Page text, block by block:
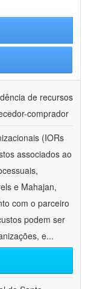
de recursos
comprador
(IORs
associados ao
e Mahajan,
com o parceiro
podem ser
e...